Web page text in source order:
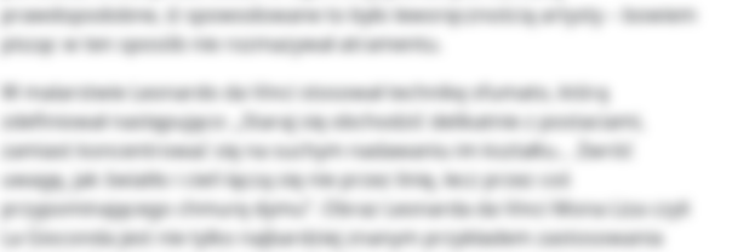
prawdopodobne, iż spowodowane to było leworęcznością artysty – bowiem
pisząc w ten sposób nie rozmazywał atramentu.
W malarstwie Leonardo da Vinci stosował technikę sfumato, którą
zdefiniował następująco: „Staraj się obchodzić delikatnie z postaciami,
zamiast koncentrować się na suchym nadawaniu im kształtu… Zwróć
uwagę, jak światło i cień łączą się nie przez linię, lecz przez coś
przypominającego chmurę dymu”. Obraz Leonarda da Vinci Mona Liza czyli
La Gioconda jest nie tylko najbardziej znanym przykładem zastosowania